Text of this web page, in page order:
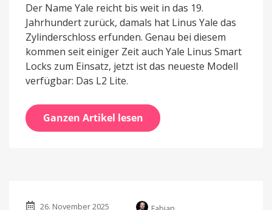
Der Name Yale reicht bis weit in das 19.
Jahrhundert zurück, damals hat Linus Yale das
Zylinderschloss erfunden. Genau bei diesem
kommen seit einiger Zeit auch Yale Linus Smart
Locks zum Einsatz, jetzt ist das neueste Modell
verfügbar: Das L2 Lite.
Ganzen Artikel lesen
26. November 2025